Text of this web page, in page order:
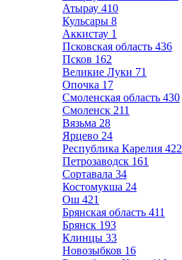
Атырау 410
Кульсары 8
Аккистау 1
Псковская область 436
Псков 162
Великие Луки 71
Опочка 17
Смоленская область 430
Смоленск 211
Вязьма 28
Ярцево 24
Республика Карелия 422
Петрозаводск 161
Сортавала 34
Костомукша 24
Ош 421
Брянская область 411
Брянск 193
Клинцы 33
Новозыбков 16